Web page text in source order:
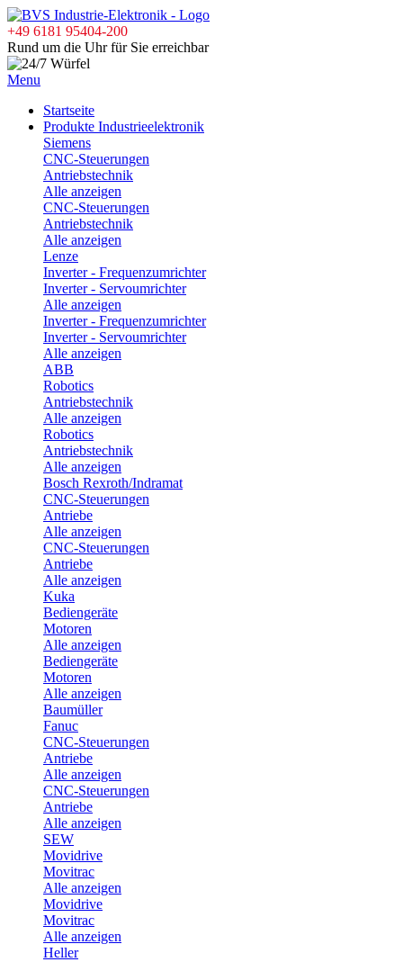
+49 6181 95404-200
Rund um die Uhr für Sie erreichbar
Menu
Startseite
Produkte Industrieelektronik
Siemens
CNC-Steuerungen
Antriebstechnik
Alle anzeigen
CNC-Steuerungen
Antriebstechnik
Alle anzeigen
Lenze
Inverter - Frequenzumrichter
Inverter - Servoumrichter
Alle anzeigen
Inverter - Frequenzumrichter
Inverter - Servoumrichter
Alle anzeigen
ABB
Robotics
Antriebstechnik
Alle anzeigen
Robotics
Antriebstechnik
Alle anzeigen
Bosch Rexroth/Indramat
CNC-Steuerungen
Antriebe
Alle anzeigen
CNC-Steuerungen
Antriebe
Alle anzeigen
Kuka
Bediengeräte
Motoren
Alle anzeigen
Bediengeräte
Motoren
Alle anzeigen
Baumüller
Fanuc
CNC-Steuerungen
Antriebe
Alle anzeigen
CNC-Steuerungen
Antriebe
Alle anzeigen
SEW
Movidrive
Movitrac
Alle anzeigen
Movidrive
Movitrac
Alle anzeigen
Heller